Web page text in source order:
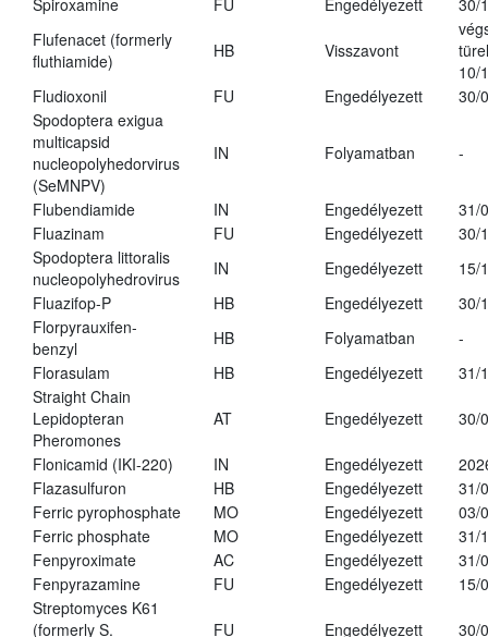
Spiroxamine FU Engedélyezett
30/
Flufenacet (formerly
fluthiamide)
HB Visszavont
10/
Fludioxonil
FU Engedélyezett
30/
Spodoptera exigua
multicapsid
nucleopolyhedorvirus
(SeMNPV)
IN Folyamatban -
Flubendiamide IN Engedélyezett
31/
Fluazinam
FU Engedélyezett
30/
Spodoptera littoralis
nucleopolyhedrovirus
IN Engedélyezett
15/
Fluazifop-P
HB Engedélyezett
30/
Florpyrauxifen-
benzyl
HB Folyamatban
-
Florasulam
HB Engedélyezett
31/
Straight Chain
Lepidopteran
Pheromones
AT Engedélyezett 30/
Flonicamid (IKI-220) IN Engedélyezett
Flazasulfuron
HB Engedélyezett
31/
Ferric pyrophosphate
MO Engedélyezett
03/
Ferric phosphate
MO Engedélyezett
31/
Fenpyroximate
AC Engedélyezett
31/
Fenpyrazamine
FU Engedélyezett
15/
Streptomyces K61
(formerly S.
FU Engedélyezett 30/